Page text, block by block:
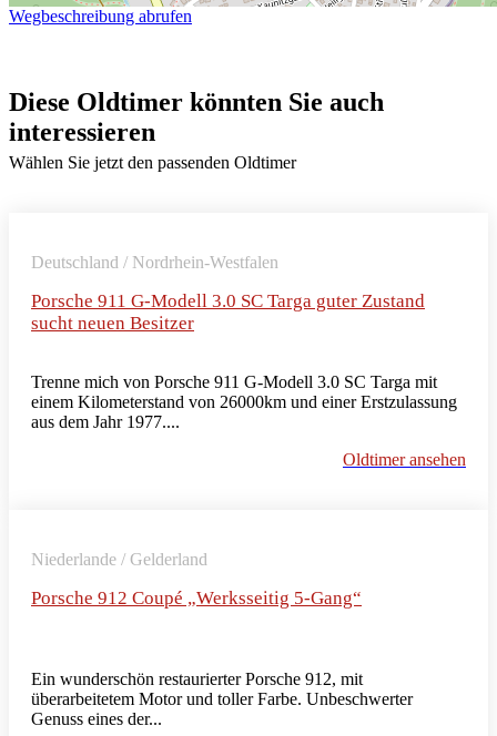
Wegbeschreibung abrufen
Diese Oldtimer könnten Sie auch
interessieren
Wählen Sie jetzt den passenden Oldtimer
Deutschland / Nordrhein-Westfalen
Porsche 911 G-Modell 3.0 SC Targa guter Zustand
sucht neuen Besitzer
Trenne mich von Porsche 911 G-Modell 3.0 SC Targa mit
einem Kilometerstand von 26000km und einer Erstzulassung
aus dem Jahr 1977....
Oldtimer ansehen
Niederlande / Gelderland
Porsche 912 Coupé „Werksseitig 5-Gang“
Ein wunderschön restaurierter Porsche 912, mit
überarbeitetem Motor und toller Farbe. Unbeschwerter
Genuss eines der...